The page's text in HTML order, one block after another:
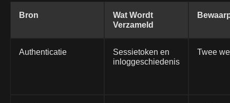
Bron
Wat Wordt
Verzameld
Authenticatie
Sessietoken en
inloggeschiedenis
Twee